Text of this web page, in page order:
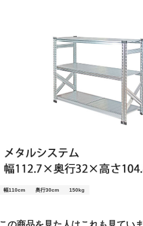
幅110cm 奥行30cm 150kg